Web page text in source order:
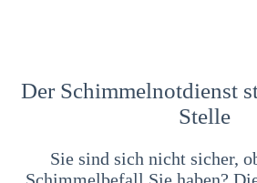
Der Schimmelnotdienst
Stelle
Sie sind sich nicht sicher,